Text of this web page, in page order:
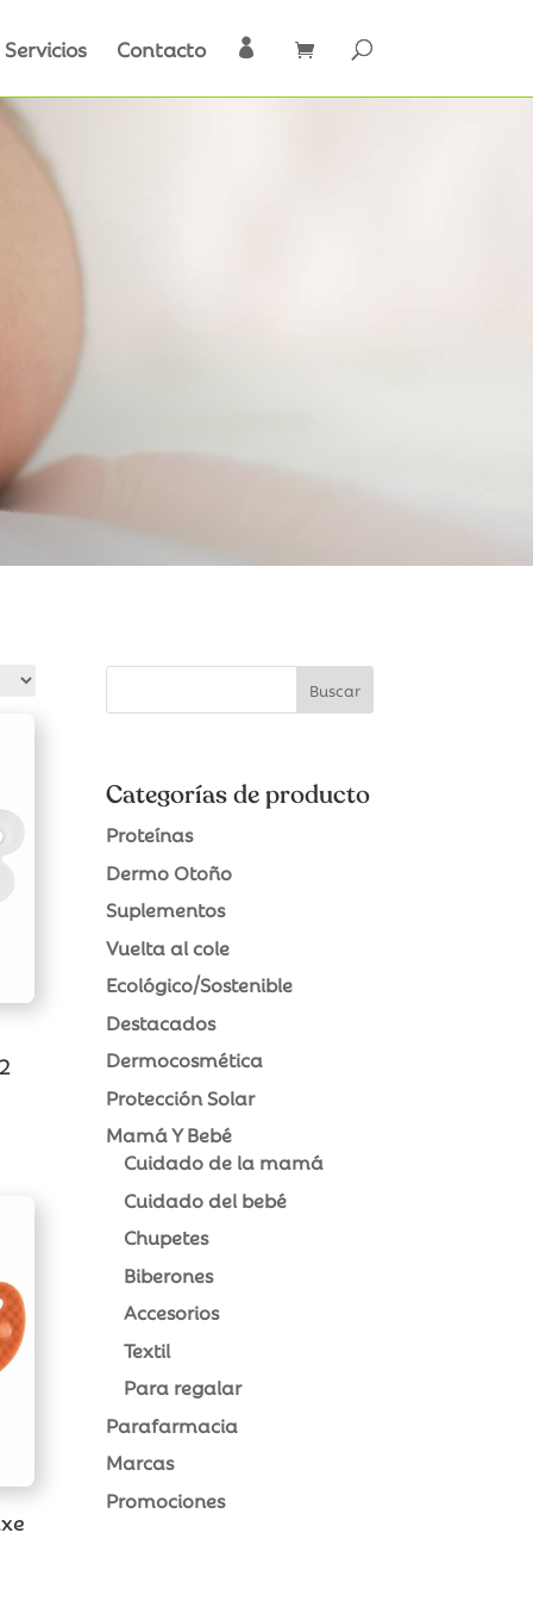
Servicios Contacto 
Categorías de producto
Proteínas
Dermo Otoño
Suplementos
Vuelta al cole
Ecológico/Sostenible
Destacados
Dermocosmética
Protección Solar
Mamá Y Bebé
Cuidado de la mamá
Cuidado del bebé
Chupetes
Biberones
Accesorios
Textil
Para regalar
Parafarmacia
Marcas
Promociones